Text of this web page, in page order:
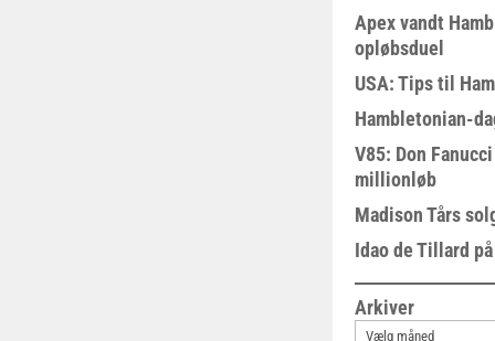
Apex vandt
opløbsduel
USA: Tips til
Hambletonian-
V85: Don
millionløb
Madison Tårs
Idao de Tillard
Arkiver